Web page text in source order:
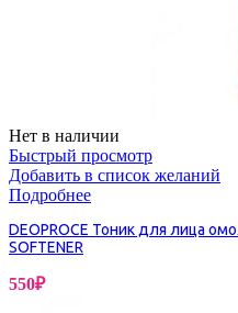
Нет в наличии
Быстрый просмотр
Добавить в список желаний
Подробнее
DEOPROCE Тоник для лица
SOFTENER
550₽